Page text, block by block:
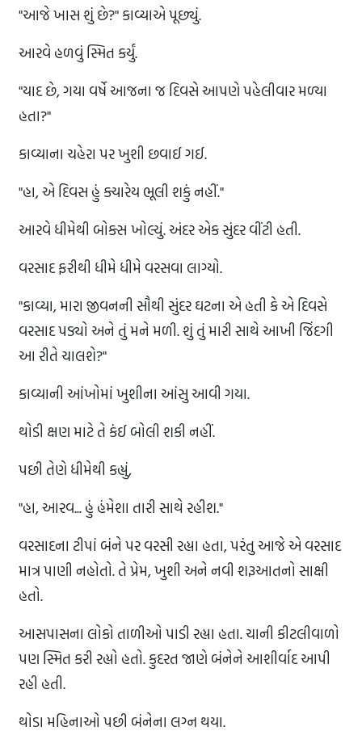
"આજે ખાસ શું છે?" કાવ્યાએ પૂછ્યું.
આરવે હળવું સ્મિત કર્યું.
"યાદ છે, ગયા વર્ષે આજના જ દિવસે આપણે પહેલીવાર મળ્યા
હતા?"
કાવ્યાના ચહેરા પર ખુશી છવાઈ ગઈ.
"હા, એ દિવસ હું ક્યારેય ભૂલી શકું નહીં."
આરવે ધીમેથી બોક્સ ખોલ્યું. અંદર એક સુંદર વીંટી હતી.
વરસાદ ફરીથી ધીમે ધીમે વરસવા લાગ્યો.
"કાવ્યા, મારા જીવનની સૌથી સુંદર ઘટના એ હતી કે એ દિવસે
વરસાદ પડ્યો અને તું મને મળી. શું તું મારી સાથે આખી જિંદગી
આ રીતે ચાલશે?"
કાવ્યાની આંખોમાં ખુશીના આંસુ આવી ગયા.
થોડી ક્ષણ માટે તે કંઈ બોલી શકી નહીં.
પછી તેણે ધીમેથી કહ્યું,
"હા, આરવ... હું હંમેશા તારી સાથે રહીશ."
વરસાદના ટીપાં બંને પર વરસી રહ્યા હતા, પરંતુ આજે એ વરસાદ
માત્ર પાણી નહોતો. તે પ્રેમ, ખુશી અને નવી શરૂઆતનો સાક્ષી
હતો.
આસપાસના લોકો તાળીઓ પાડી રહ્યા હતા. ચાની કીટલીવાળો
પણ સ્મિત કરી રહ્યો હતો. કુદરત જાણે બંનેને આશીર્વાદ આપી
રહી હતી.
થોડા મહિનાઓ પછી બંનેના લગ્ન થયા.